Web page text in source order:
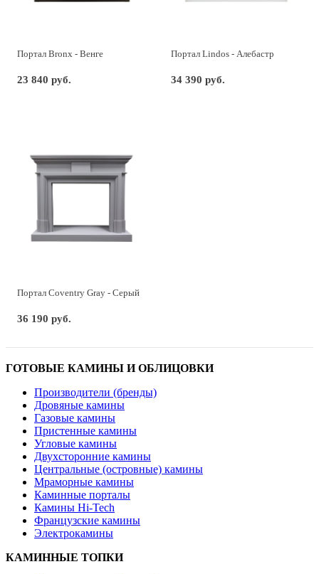
Портал Bronx - Венге
23 840 руб.
Портал Lindos - Алебастр
34 390 руб.
Портал Coventry Gray - Серый
36 190 руб.
ГОТОВЫЕ КАМИНЫ И ОБЛИЦОВКИ
Производители (бренды)
Дровяные камины
Газовые камины
Пристенные камины
Угловые камины
Двухсторонние камины
Центральные (островные) камины
Мраморные камины
Каминные порталы
Камины Hi-Tech
Французские камины
Электрокамины
КАМИННЫЕ ТОПКИ